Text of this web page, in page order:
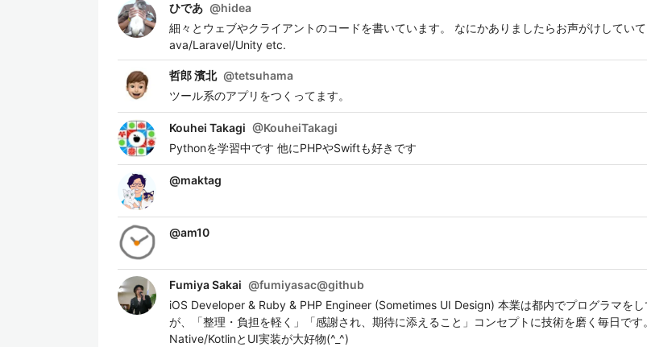
ひであ @hidea
細々とウェブやクライアントのコードを書いています。 なにかありましたらお声がけして
ava/Laravel/Unity etc.
哲郎 濱北 @tetsuhama
ツール系のアプリをつくってます。
Kouhei Takagi @KouheiTakagi
Pythonを学習中です 他にPHPやSwiftも好きです
@maktag
@am10
Fumiya Sakai @fumiyasac@github
iOS Developer & Ruby & PHP Engineer (Sometimes UI Design) 本業は都内でプログラマを
が、「整理・負担を軽く」「感謝され、期待に添えること」コンセプトに技術を磨く毎日で
Native/KotlinとUI実装が大好物(^_^)